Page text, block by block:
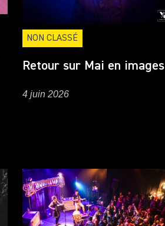
NON CLASSÉ
Retour sur Mai en images
4 juin 2026